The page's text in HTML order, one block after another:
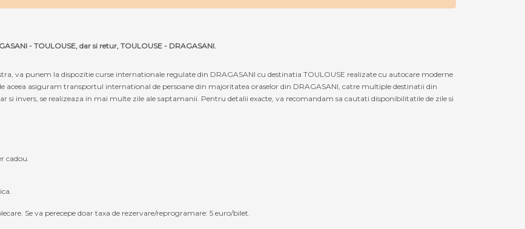
- TOULOUSE, dar si retur, TOULOUSE - DRAGASANI.
va punem la dispozitie curse internationale regulate din DRAGASANI cu destinatia TOULOUSE realizate cu autocare moderne
aceea asiguram transportul international de persoane din majoritatea oraselor din DRAGASANI, catre multiple destinatii din
si invers, se realizeaza in mai multe zile ale saptamanii. Pentru detalii exacte, va recomandam sa cautati disponibilitatile de zile si
cadou.
Se va perecepe doar taxa de rezervare/reprogramare: 5 euro/bilet.